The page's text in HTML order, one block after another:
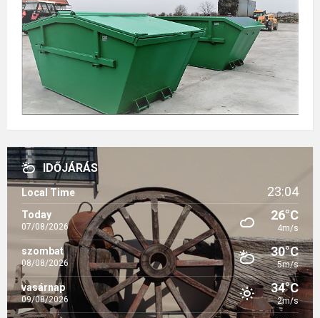
IDŐJÁRÁS
Local Time 23:04
Today
07/08/2026
26°C
4m/s
szombat
08/08/2026
30°C
5m/s
vasárnap
09/08/2026
34°C
2m/s